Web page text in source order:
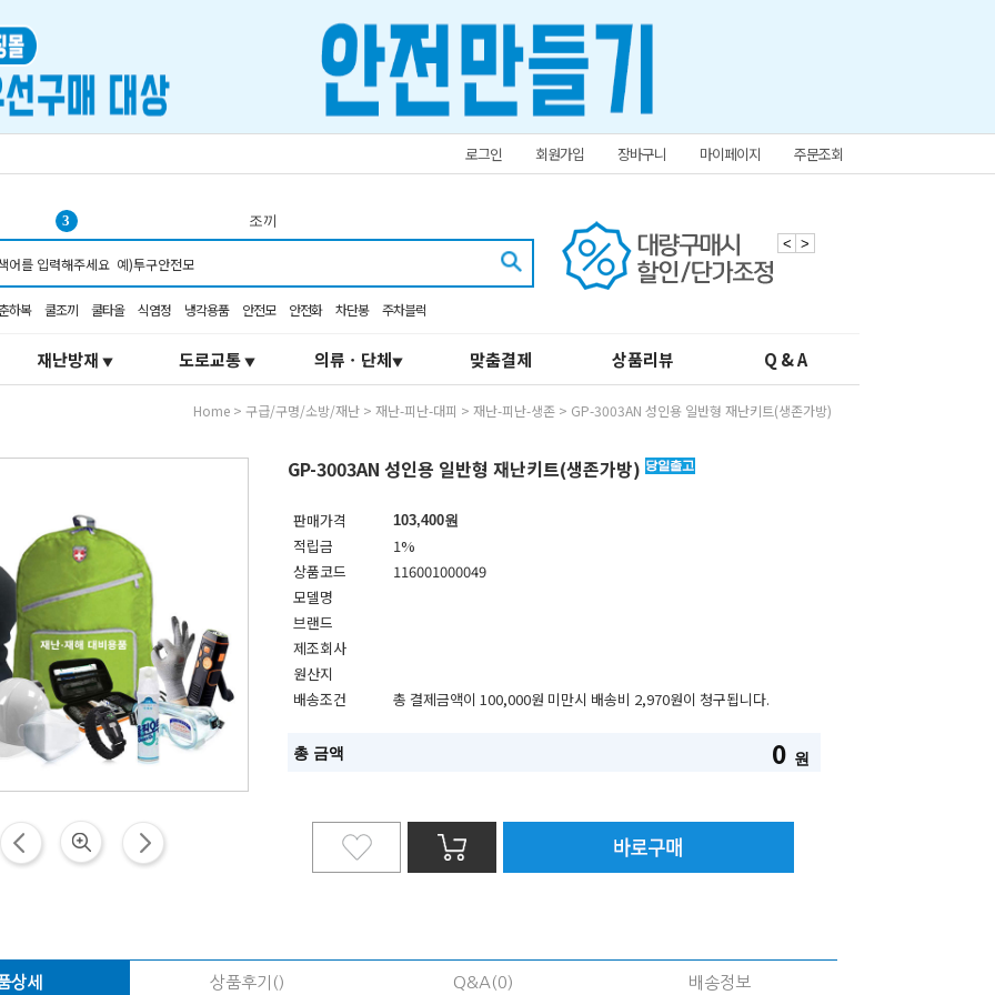
로그인 회원가입 장바구니 마이페이지 주문조회
4
쿨링
7
추락
9
코브
2
K2-106
하복 쿨조끼 쿨타올 식염정 냉각용품 안전모 안전화 차단봉 주차블럭
< >
재난방재 ▼ 도로교통 ▼ 의류ㆍ단체▼ 맞춤결제 상품리뷰 Q & A
Home > 구급/구명/소방/재난 > 재난-피난-대피 > 재난-피난-생존 > GP-3003AN 성인용 일반형 재난키트(생존가방)
GP-3003AN 성인용 일반형 재난키트(생존가방)
판매가격 103,400원
적립금
1%
상품코드
116001000049
모델명
브랜드
제조회사
원산지
배송조건
총 결제금액이 100,000원 미만시 배송비 2,970원이 청구됩니다.
총 금액 0 원
상세 상품후기() Q&A(0) 배송정보